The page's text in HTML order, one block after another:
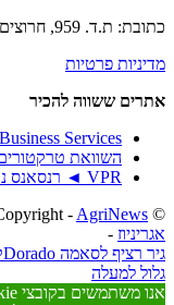
כתובת: ת.ד. 959, חרוצים, מיקוד 60917
מדיניות פרטיות
אתרים ששווה להכיר
Services
השוואת
VPR ◄ רנסאנס נתיבי האבולוציה בתעשיית הרכב
© ‫Copyright -
אגריניוז -
גיר רציף לסאמה Dorado
גלול למעלה